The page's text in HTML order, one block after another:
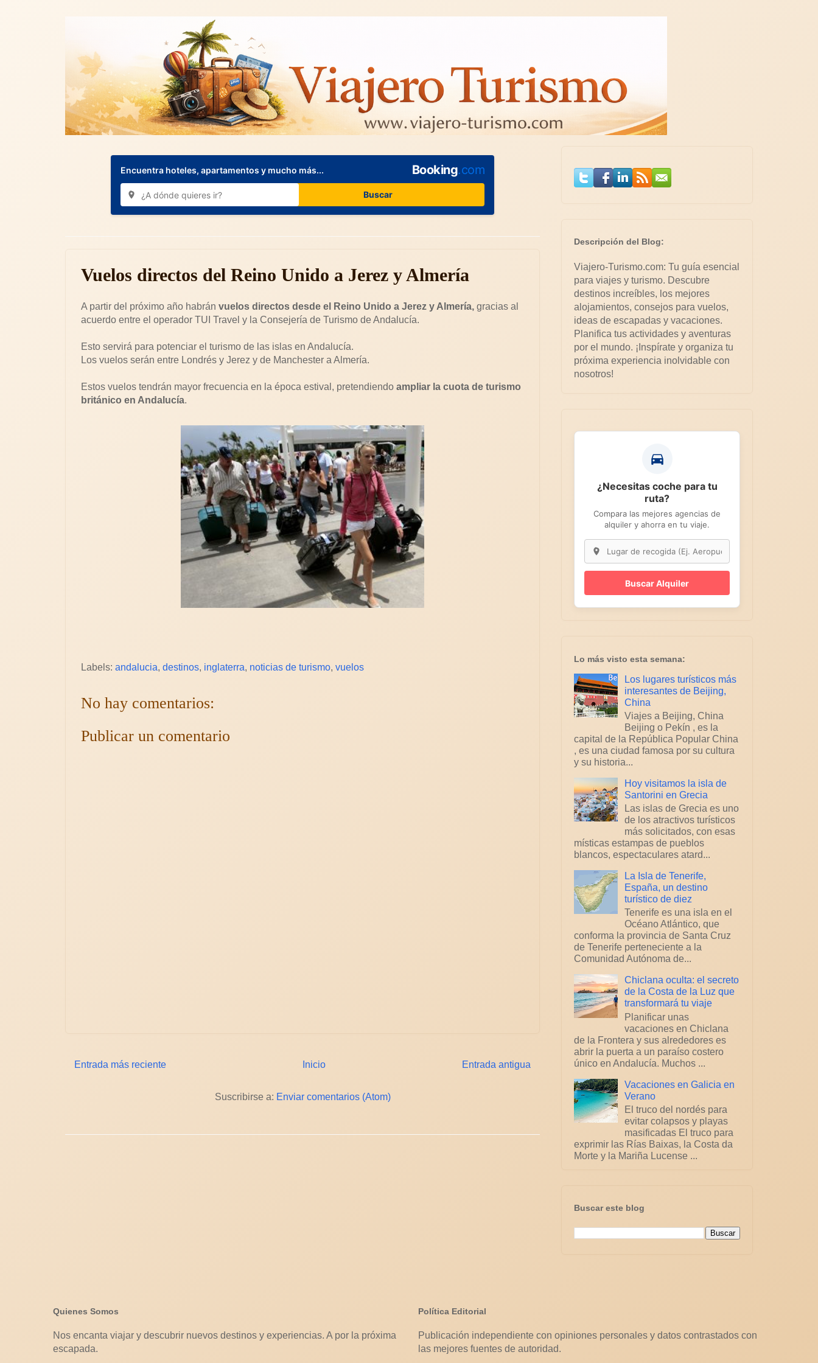
Encuentra hoteles, apartamentos y mucho más... Booking.com
Buscar
Vuelos directos del Reino Unido a Jerez y Almería
A partir del próximo año habrán vuelos directos desde el Reino Unido a Jerez y Almería, gracias al
acuerdo entre el operador TUI Travel y la Consejería de Turismo de Andalucía.
Esto servirá para potenciar el turismo de las islas en Andalucía.
Los vuelos serán entre Londrés y Jerez y de Manchester a Almería.
Estos vuelos tendrán mayor frecuencia en la época estival, pretendiendo ampliar la cuota de turismo
británico en Andalucía.
Labels: andalucia, destinos, inglaterra, noticias de turismo, vuelos
No hay comentarios:
Publicar un comentario
Entrada más reciente Entrada antigua
Inicio
Suscribirse a: Enviar comentarios (Atom)
Descripción del Blog:
Viajero-Turismo.com: Tu guía esencial
para viajes y turismo. Descubre
destinos increíbles, los mejores
alojamientos, consejos para vuelos,
ideas de escapadas y vacaciones.
Planifica tus actividades y aventuras
por el mundo. ¡Inspírate y organiza tu
próxima experiencia inolvidable con
nosotros!
¿Necesitas coche para tu
ruta?
Compara las mejores agencias de
alquiler y ahorra en tu viaje.
Buscar Alquiler
Lo más visto esta semana:
Los lugares turísticos más
interesantes de Beijing,
China
Viajes a Beijing, China
Beijing o Pekín , es la
capital de la República Popular China
, es una ciudad famosa por su cultura
y su historia...
Hoy visitamos la isla de
Santorini en Grecia
Las islas de Grecia es uno
de los atractivos turísticos
más solicitados, con esas
místicas estampas de pueblos
blancos, espectaculares atard...
La Isla de Tenerife,
España, un destino
turístico de diez
Tenerife es una isla en el
Océano Atlántico, que
conforma la provincia de Santa Cruz
de Tenerife perteneciente a la
Comunidad Autónoma de...
Chiclana oculta: el secreto
de la Costa de la Luz que
transformará tu viaje
Planificar unas
vacaciones en Chiclana
de la Frontera y sus alrededores es
abrir la puerta a un paraíso costero
único en Andalucía. Muchos ...
Vacaciones en Galicia en
Verano
El truco del nordés para
evitar colapsos y playas
masificadas El truco para
exprimir las Rías Baixas, la Costa da
Morte y la Mariña Lucense ...
Buscar este blog
Quienes Somos
Nos encanta viajar y descubrir nuevos destinos y experiencias. A por la próxima
escapada.
Política Editorial
Publicación independiente con opiniones personales y datos contrastados con
las mejores fuentes de autoridad.